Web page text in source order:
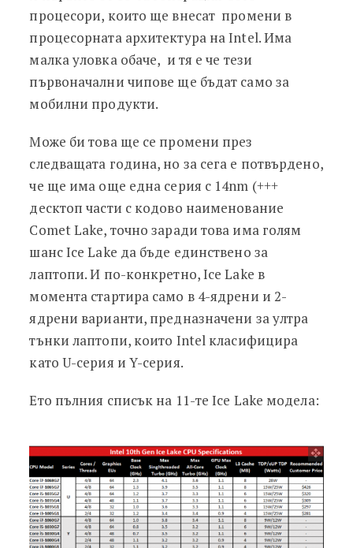
процесори, които ще внесат промени в
процесорната архитектура на Intel. Има
малка уловка обаче, и тя е че тези
първоначални чипове ще бъдат само за
мобилни продукти.
Може би това ще се промени през
следващата година, но за сега е потвърдено,
че ще има още една серия с 14nm (+++
десктоп части с кодово наименование
Comet Lake, точно заради това има голям
шанс Ice Lake да бъде единствено за
лаптопи. И по-конкретно, Ice Lake в
момента стартира само в 4-ядрени и 2-
ядрени варианти, предназначени за ултра
тънки лаптопи, които Intel класифицира
като U-серия и Y-серия.
Ето пълния списък на 11-те Ice Lake модела: